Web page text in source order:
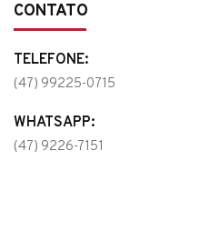
CONTATO
TELEFONE:
(47) 99225-0715
WHATSAPP:
(47) 9226-7151